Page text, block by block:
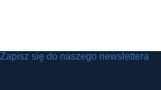
Zapisz się do naszego newslettera